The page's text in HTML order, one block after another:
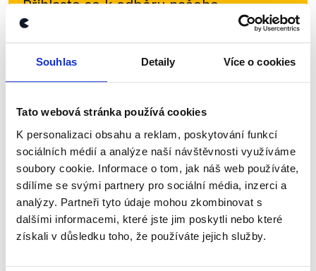
Souhlas Detaily Více o cookies
Tato webová stránka používá cookies
K personalizaci obsahu a reklam, poskytování funkcí
sociálních médií a analýze naší návštěvnosti využíváme
soubory cookie. Informace o tom, jak náš web používáte,
sdílíme se svými partnery pro sociální média, inzerci a
analýzy. Partneři tyto údaje mohou zkombinovat s
dalšími informacemi, které jste jim poskytli nebo které
získali v důsledku toho, že používáte jejich služby.
Přihlaste se k odběru našeho
newsletteru nebo
whatsappového
kanálu, kde pravidelně přinášíme
shrnutí nejzajímavějších článků a analýz.
přehled o tom, jaké dezinformace a
nepravdy se zrovna v Česku šíří.
Newsletter WhatsApp
Sociální sítě